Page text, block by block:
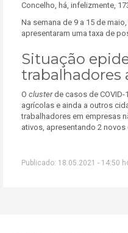
Concelho, há, infelizmente,
Na semana de 9 a 15 de
apresentaram uma taxa de
Situação
trabalhadores
O clusterde casos de
agrícolas e ainda a outros
trabalhadores em empresas
ativos, apresentando 2
Publicado: 18.05.2021 - 14:50